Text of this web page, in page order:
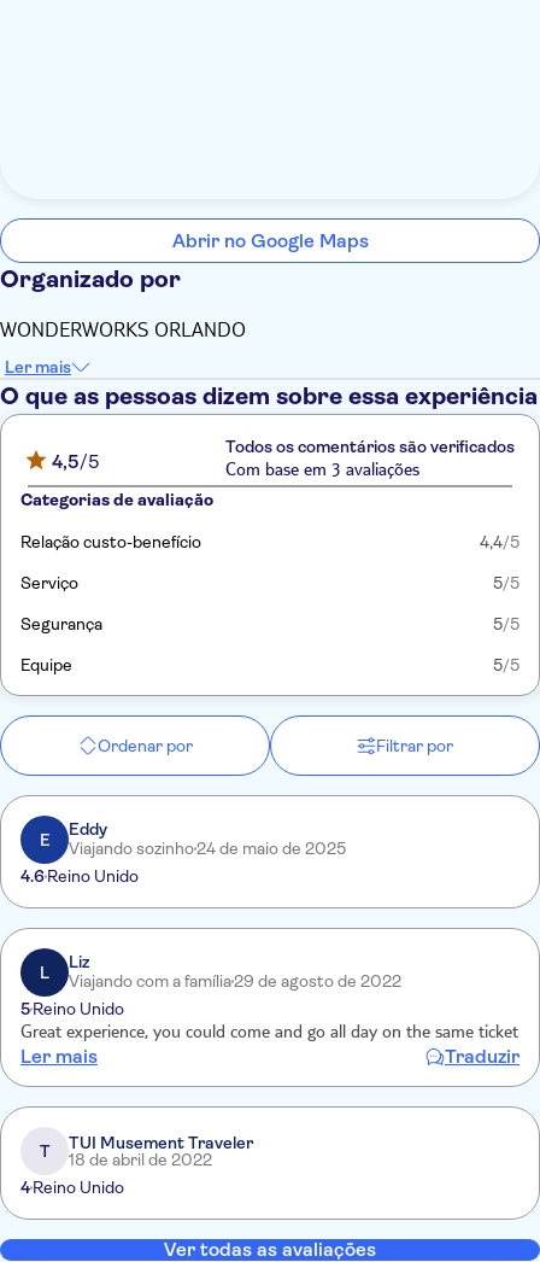
Abrir no Google Maps
Organizado por
WONDERWORKS ORLANDO
Ler mais
O que as pessoas dizem sobre essa experiência
4,5/5
Todos os comentários são verificados
Com base em 3 avaliações
Categorias de avaliação
Relação custo-benefício 4,4/5
Serviço 5/5
Segurança 5/5
Equipe 5/5
Ordenar por Filtrar por
E
Eddy
Viajando sozinho24 de maio de 2025
4.6Reino Unido
L
Liz
Viajando com a família29 de agosto de 2022
5Reino Unido
Great experience, you could come and go all day on the same ticket
Ler mais Traduzir
T
TUI Musement Traveler
18 de abril de 2022
4Reino Unido
Ver todas as avaliações